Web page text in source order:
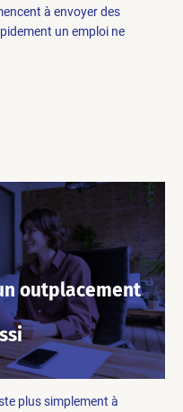
à envoyer des
un emploi ne
outplacement
plus simplement à